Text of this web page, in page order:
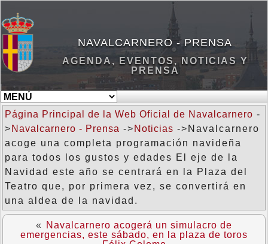
NAVALCARNERO - PRENSA
AGENDA, EVENTOS, NOTICIAS Y
PRENSA
Página Principal de la Web Oficial de Navalcarnero -
> Navalcarnero - Prensa -> Noticias ->Navalcarnero
acoge una completa programación navideña
para todos los gustos y edades El eje de la
Navidad este año se centrará en la Plaza del
Teatro que, por primera vez, se convertirá en
una aldea de la navidad.
«
Navalcarnero acogerá un simulacro de
emergencias, este sábado, en la plaza de toros